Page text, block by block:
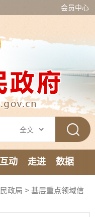
会员中心
互动 走进
数据
政局 > 基层重点领域信